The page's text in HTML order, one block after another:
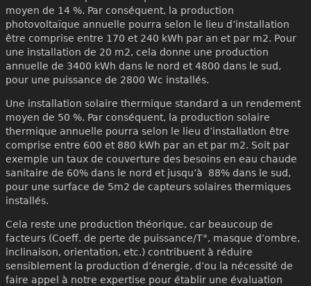
moyen de 14 %. Par conséquent, la production
photovoltaïque annuelle pourra selon le lieu d’installation
être comprise entre 170 et 240 kWh par an et par m2. Pour
une installation de 20 m2, cela donne une production
annuelle de 3400 kWh dans le nord et 4800 dans le sud,
pour une puissance de 2800 Wc installés.
Une installation solaire thermique standard a un rendement
moyen de 50 %. Par conséquent, la production solaire
thermique annuelle pourra selon le lieu d’installation être
comprise entre 600 et 880 kWh par an et par m2. Soit par
exemple un taux de couverture des besoins en eau chaude
sanitaire de 60% dans le nord et jusqu’à 88% dans le sud,
pour une surface de 5m2 de capteurs solaires thermiques
installés.
Cela reste une production théorique, car beaucoup de
facteurs (Coeff. de perte de puissance/T°, masque d’ombre,
inclinaison, orientation, etc.) contribuent à réduire
sensiblement la production d’énergie, d’ou la nécessité de
faire appel à notre expertise pour établir une évaluation